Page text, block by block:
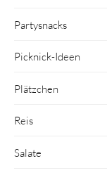
Partysnacks
Picknick-Ideen
Plätzchen
Reis
Salate